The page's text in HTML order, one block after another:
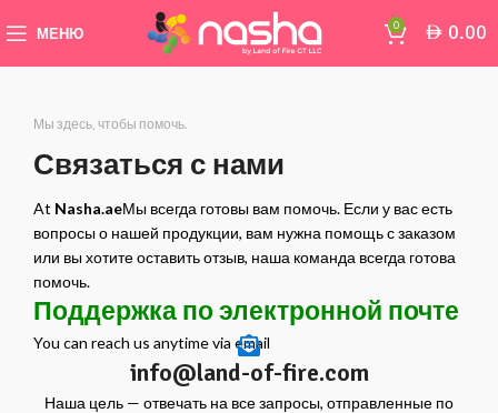
МЕНЮ 0 AED 0.00
Мы здесь, чтобы помочь.
Связаться с нами
At Nasha.aeМы всегда готовы вам помочь. Если у вас есть
вопросы о нашей продукции, вам нужна помощь с заказом
или вы хотите оставить отзыв, наша команда всегда готова
помочь.
Поддержка по электронной почте
You can reach us anytime via email
info@land-of-fire.com
Наша цель — отвечать на все запросы, отправленные по